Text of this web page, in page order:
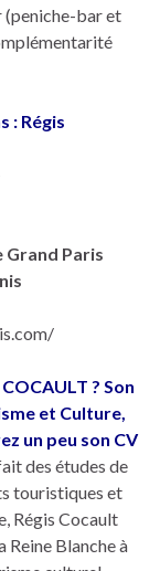
(peniche-bar et
: Régis
Grand Paris
? Son
et Culture,
un peu son CV
des études de
touristiques et
Régis Cocault
Reine Blanche à